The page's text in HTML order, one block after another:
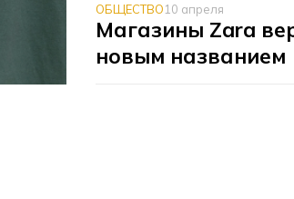
ОБЩЕСТВО10 апреля
Магазины Zara
новым названием